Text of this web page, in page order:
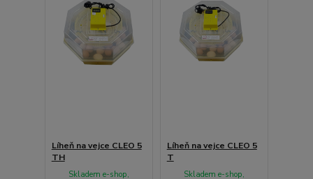
Líheň na vejce CLEO 5
TH
Skladem e-shop,
Líheň na vejce CLEO 5
T
Skladem e-shop,